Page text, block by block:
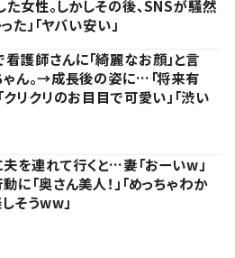
女性。しかしその後、SNSが騒然
」「ヤバい安い」
護師さんに「綺麗なお顔」と言
ゃん。→成長後の姿に…「将来有
クリクリのお目目で可愛い」「渋い
を連れて行くと…妻「おーいw」
に「奥さん美人！」「めっちゃわか
そうww」